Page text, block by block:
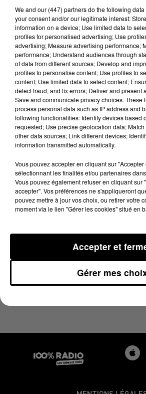
Lecture (1 min 24 sec)
100%
20 juin 2025 - 1 min 24 sec
L'AGENDA DU BÉARN DU 20/
We and our (447) partnersdo the following
your consent and/or our legitimate interest:
information on a device; Use limited data to
profiles for personalised advertising; Use
advertising; Measure advertising performance;
performance; Understand audiences through
of data from different sources; Develop and
profiles to personalise content; Use profiles to
content; Use limited data to select content;
detect fraud, and fix errors; Deliver and present
Save and communicate privacy choices. These
process personal data such as IP address and
following functionalities: Identify devices based
requested; Use precise geolocation data;
other data sources; Link different devices;
information transmitted automatically.
Vous pouvez accepter en cliquant sur "Accepter
sélectionnant les finalités et/ou partenaires
Vous pouvez également refuser en cliquant sur
accepter". Vos préférences ne s'appliqueront
pouvez mettre à jour vos choix, ou retirer votre
moment via le lien "Gérer les cookies" situé en
Gérer mes
Accepter et